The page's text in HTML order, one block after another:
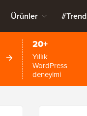
Ürünler #Trend
20+
Yıllık
WordPress
deneyimi